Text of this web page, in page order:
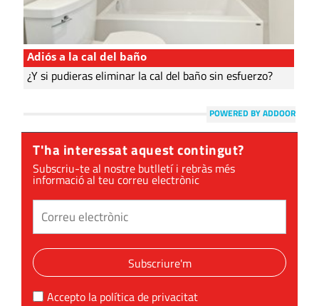
Adiós a la cal del baño
¿Y si pudieras eliminar la cal del baño sin esfuerzo?
POWERED BY ADDOOR
T'ha interessat aquest contingut?
Subscriu-te al nostre butlletí i rebràs més
informació al teu correu electrònic
Subscriure'm
Accepto la política de privacitat